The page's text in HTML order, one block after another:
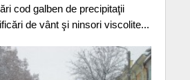
cod galben de precipitaţii
de vânt şi ninsori viscolite...